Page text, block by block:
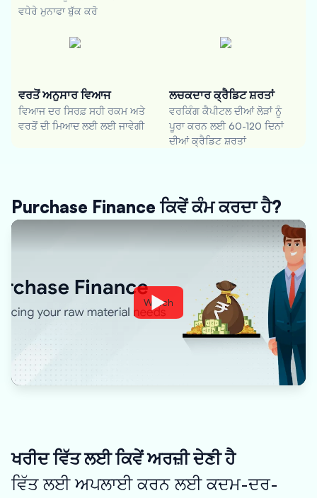
ਵਧੇਰੇ ਮੁਨਾਫਾ ਬੁੱਕ ਕਰੋ
ਵਰਤੋਂ ਅਨੁਸਾਰ ਵਿਆਜ
ਵਿਆਜ ਦਰ ਸਿਰਫ਼ ਸਹੀ ਰਕਮ ਅਤੇ
ਵਰਤੋਂ ਦੀ ਮਿਆਦ ਲਈ ਲਈ ਜਾਵੇਗੀ
ਲਚਕਦਾਰ ਕ੍ਰੈਡਿਟ ਸ਼ਰਤਾਂ
ਵਰਕਿੰਗ ਕੈਪੀਟਲ ਦੀਆਂ ਲੋੜਾਂ ਨੂੰ
ਪੂਰਾ ਕਰਨ ਲਈ 60-120 ਦਿਨਾਂ
ਦੀਆਂ ਕ੍ਰੈਡਿਟ ਸ਼ਰਤਾਂ
Purchase Finance ਕਿਵੇਂ ਕੰਮ ਕਰਦਾ ਹੈ?
Watch
ਖਰੀਦ ਵਿੱਤ ਲਈ ਕਿਵੇਂ ਅਰਜ਼ੀ ਦੇਣੀ ਹੈ
ਵਿੱਤ ਲਈ ਅਪਲਾਈ ਕਰਨ ਲਈ ਕਦਮ-ਦਰ-